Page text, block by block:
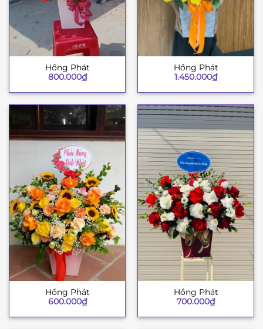
Hồng Phát
800.000₫
Hồng Phát
1.450.000₫
Hồng Phát
600.000₫
Hồng Phát
700.000₫